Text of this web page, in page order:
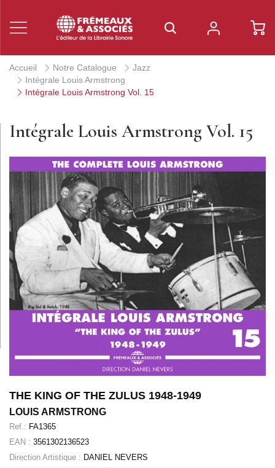
Accueil Notre Catalogue
Jazz
Intégrale Louis Armstrong
Intégrale Louis Armstrong Vol. 15
Intégrale Louis Armstrong Vol. 15
THE KING OF THE ZULUS 1948-1949
LOUIS ARMSTRONG
Ref.: FA1365
EAN : 3561302136523
Direction Artistique : DANIEL NEVERS